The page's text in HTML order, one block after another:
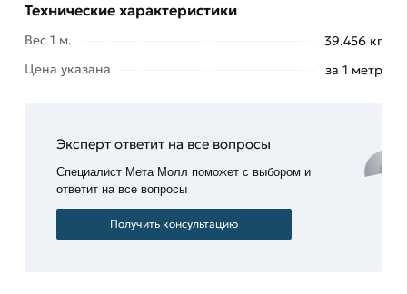
в
условиях
внутреннего
давления;
Термической
устойчивостью;
Продолжительным
Технические характеристики
Вес 1 м.
39.456 кг
Цена указана
за 1 метр
Эксперт ответит на все вопросы
Специалист Мета Молл поможет с выбором и
ответит на все вопросы
Получить консультацию